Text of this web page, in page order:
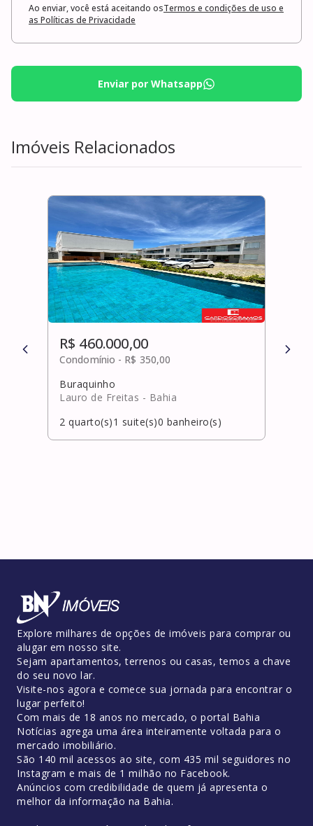
Ao enviar, você está aceitando osTermos e condições de uso e
as Políticas de Privacidade
Enviar por Whatsapp
Imóveis Relacionados
R$ 460.000,00
Condomínio - R$ 350,00
Buraquinho
Lauro de Freitas - Bahia
2 quarto(s)1 suite(s)0 banheiro(s)
R$
Explore milhares de opções de imóveis para comprar ou
alugar em nosso site.
Sejam apartamentos, terrenos ou casas, temos a chave
do seu novo lar.
Visite-nos agora e comece sua jornada para encontrar o
lugar perfeito!
Com mais de 18 anos no mercado, o portal Bahia
Notícias agrega uma área inteiramente voltada para o
mercado imobiliário.
São 140 mil acessos ao site, com 435 mil seguidores no
Instagram e mais de 1 milhão no Facebook.
Anúncios com credibilidade de quem já apresenta o
melhor da informação na Bahia.